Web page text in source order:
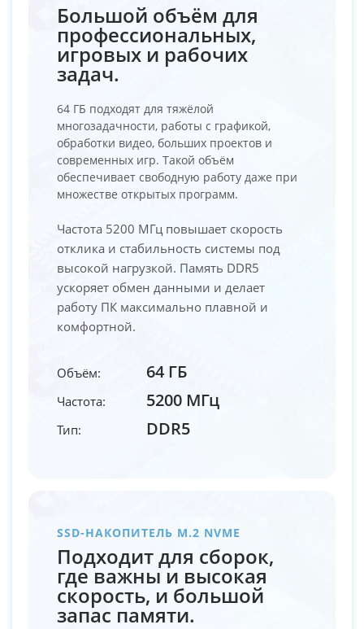
Большой объём для
профессиональных,
игровых и рабочих
задач.
64 ГБ подходят для тяжёлой
многозадачности, работы с графикой,
обработки видео, больших проектов и
современных игр. Такой объём
обеспечивает свободную работу даже при
множестве открытых программ.
Частота 5200 МГц повышает скорость
отклика и стабильность системы под
высокой нагрузкой. Память DDR5
ускоряет обмен данными и делает
работу ПК максимально плавной и
комфортной.
Объём: 64 ГБ
Частота: 5200 МГц
Тип: DDR5
SSD-НАКОПИТЕЛЬ M.2 NVME
Подходит для сборок,
где важны и высокая
скорость, и большой
запас памяти.